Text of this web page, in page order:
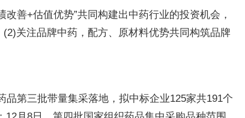
善+估值优势”共同构建出中药行业的投资机会，
关注品牌中药，配方、原材料优势共同构筑品牌
第三批带量集采落地，拟中标企业125家共191个